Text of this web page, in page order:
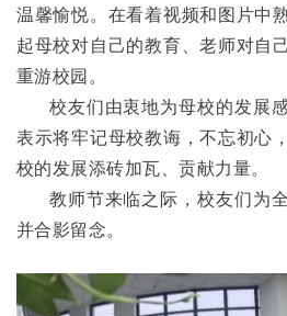
温馨愉悦。在看着视频和图片中
起母校对自己的教育、老师对自
重游校园。
校友们由衷地为母校的发展
表示将牢记母校教诲，不忘初心
校的发展添砖加瓦、贡献力量。
教师节来临之际，校友们为
并合影留念。